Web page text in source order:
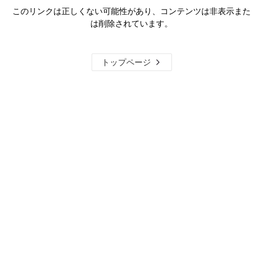
このリンクは正しくない可能性があり、コンテンツは非表示また
は削除されています。
トップページ